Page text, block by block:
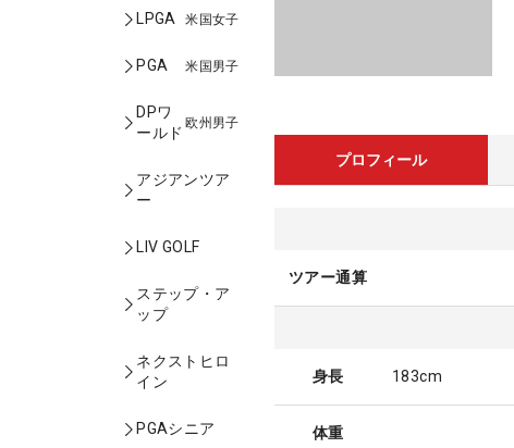
LPGA 米国女子
PGA 米国男子
DPワ
ールド
欧州男子
アジアンツア
ー
LIV GOLF
ステップ・ア
ップ
ネクストヒロ
イン
PGAシニア
プロフィール
ツアー通算
身長 183cm
体重